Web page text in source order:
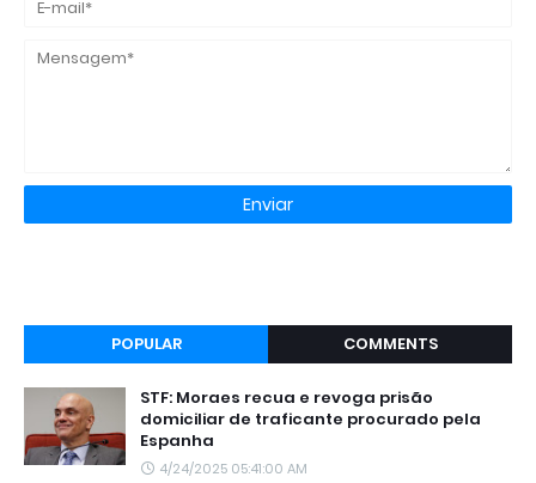
POPULAR COMMENTS
STF: Moraes recua e revoga prisão
domiciliar de traficante procurado pela
Espanha
4/24/2025 05:41:00 AM